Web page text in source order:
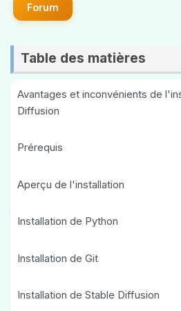
Forum
Table des matières
Avantages et inconvénients de
Diffusion
Prérequis
Aperçu de l'installation
Installation de Python
Installation de Git
Installation de Stable Diffusion